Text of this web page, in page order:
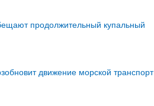
продолжительный купальный
движение морской транспорт